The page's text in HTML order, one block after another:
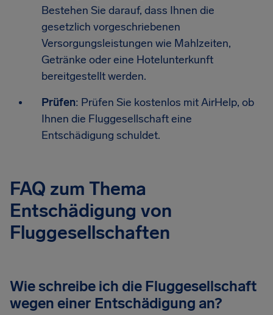
Bestehen Sie darauf, dass Ihnen die
gesetzlich vorgeschriebenen
Versorgungsleistungen wie Mahlzeiten,
Getränke oder eine Hotelunterkunft
bereitgestellt werden.
Prüfen: Prüfen Sie kostenlos mit AirHelp, ob
Ihnen die Fluggesellschaft eine
Entschädigung schuldet.
FAQ zum Thema
Entschädigung von
Fluggesellschaften
Wie schreibe ich die Fluggesellschaft
wegen einer Entschädigung an?